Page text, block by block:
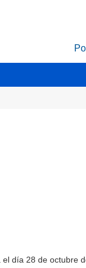
día 28 de octubre